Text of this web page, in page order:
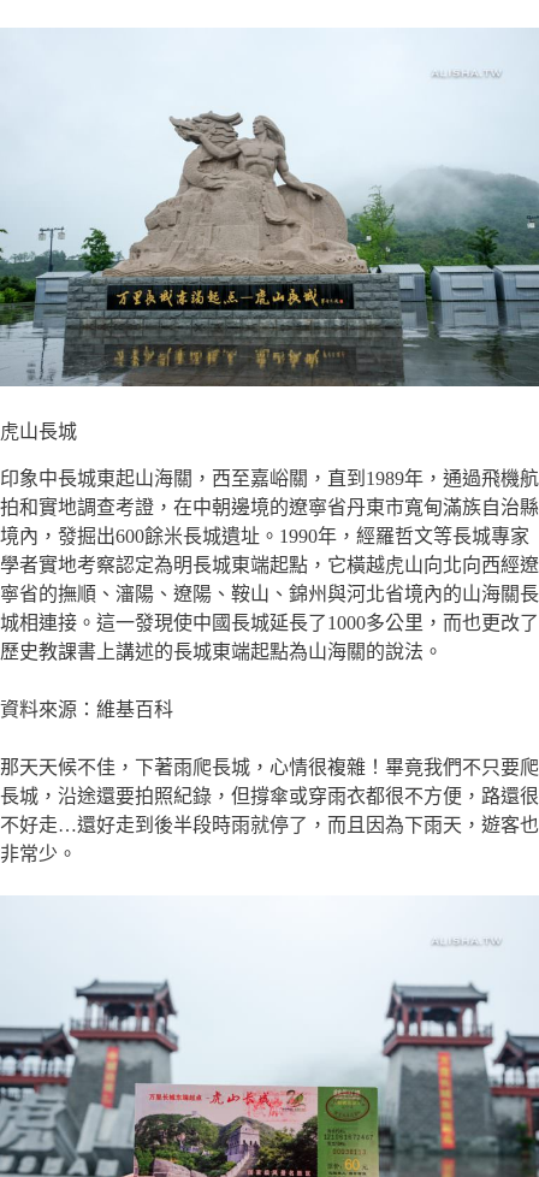
虎山長城
印象中長城東起山海關，西至嘉峪關，直到1989年，通過飛機航
拍和實地調查考證，在中朝邊境的遼寧省丹東市寬甸滿族自治縣
境內，發掘出600餘米長城遺址。1990年，經羅哲文等長城專家
學者實地考察認定為明長城東端起點，它橫越虎山向北向西經遼
寧省的撫順、瀋陽、遼陽、鞍山、錦州與河北省境內的山海關長
城相連接。這一發現使中國長城延長了1000多公里，而也更改了
歷史教課書上講述的長城東端起點為山海關的說法。
資料來源：維基百科
那天天候不佳，下著雨爬長城，心情很複雜！畢竟我們不只要爬
長城，沿途還要拍照紀錄，但撐傘或穿雨衣都很不方便，路還很
不好走…還好走到後半段時雨就停了，而且因為下雨天，遊客也
非常少。